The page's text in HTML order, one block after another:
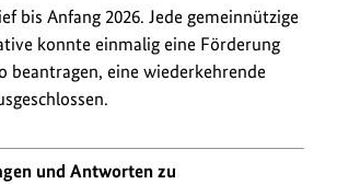
bis Anfang 2026. Jede gemeinnützige
konnte einmalig eine Förderung
beantragen, eine wiederkehrende
und Antworten zu